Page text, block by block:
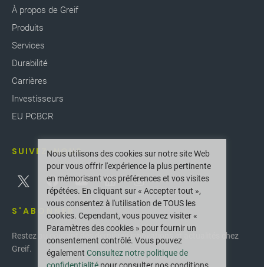
À propos de Greif
Produits
Services
Durabilité
Carrières
Investisseurs
EU PCBCR
SUIVEZ-NOUS
S'ABONNER
Restez au courant des dernières innovations et actualités chez
Greif.
Nous utilisons des cookies sur notre site Web
pour vous offrir l'expérience la plus pertinente
en mémorisant vos préférences et vos visites
répétées. En cliquant sur « Accepter tout »,
vous consentez à l'utilisation de TOUS les
cookies. Cependant, vous pouvez visiter «
Paramètres des cookies » pour fournir un
consentement contrôlé. Vous pouvez
également Consultez notre politique de